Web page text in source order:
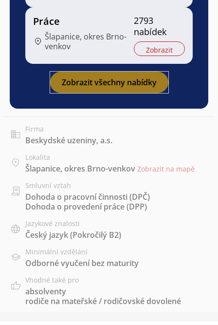
Práce
Šlapanice, okres Brno-
venkov
2793
nabídek
Zobrazit
Zobrazit všechny nabídky
Firma
Beskydské uzeniny, a.s.
Lokalita
Šlapanice, okres Brno-venkov Zobrazit na mapě
Smluvní vztah
Dohoda o pracovní činnosti (DPČ)
Dohoda o provedení práce (DPP)
Jazykové znalosti
Český jazyk(Pokročilý B2)
Minimální vzdělání
Odborné vyučení bez maturity
Vhodné také pro
absolventy
rodiče na mateřské / rodičovské dovolené